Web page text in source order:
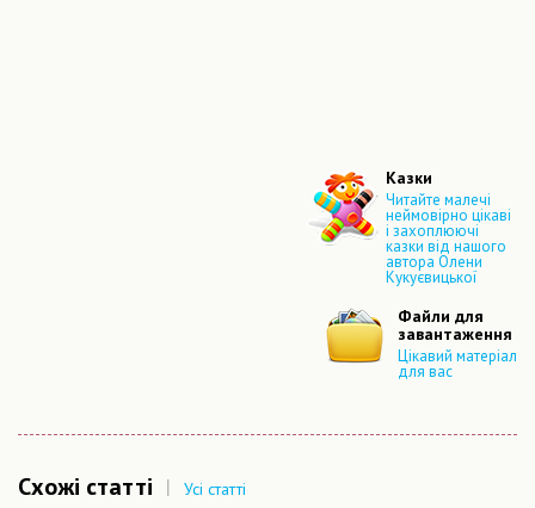
Казки
Читайте малечі
неймовірно цікаві
і захоплюючі
казки від нашого
автора Олени
Кукуєвицької
Файли для
завантаження
Цікавий матеріал
для вас
Схожі статті | Усі статті